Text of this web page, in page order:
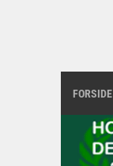
FORSIDE